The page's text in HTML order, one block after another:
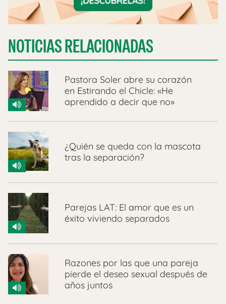
NOTICIAS RELACIONADAS
Pastora Soler abre su corazón
en Estirando el Chicle: «He
aprendido a decir que no»
¿Quién se queda con la mascota
tras la separación?
Parejas LAT: El amor que es un
éxito viviendo separados
Razones por las que una pareja
pierde el deseo sexual después de
años juntos